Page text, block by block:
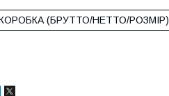
(БРУТТО/НЕТТО/РОЗМІР)